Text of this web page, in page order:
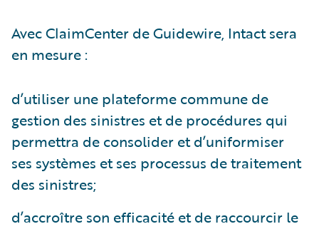
Avec ClaimCenter de Guidewire, Intact sera
en mesure :
d’utiliser une plateforme commune de
gestion des sinistres et de procédures qui
permettra de consolider et d’uniformiser
ses systèmes et ses processus de traitement
des sinistres;
d’accroître son efficacité et de raccourcir le